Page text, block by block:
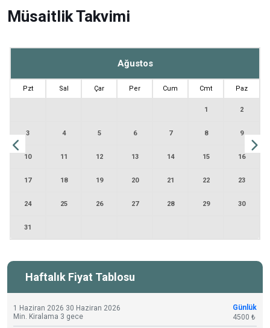
Müsaitlik Takvimi
Ağustos
Pzt Sal Çar Per Cum Cmt Paz
1 2
3 4 5 6 7 8 9
10 11 12 13 14 15 16
17 18 19 20 21 22 23
24 25 26 27 28 29 30
31
Haftalık Fiyat Tablosu
1 Haziran 2026 30 Haziran 2026
Min. Kiralama 3 gece
Günlük
4500 ₺